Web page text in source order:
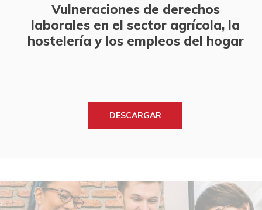
Vulneraciones de derechos
laborales en el sector agrícola, la
hostelería y los empleos del hogar
DESCARGAR